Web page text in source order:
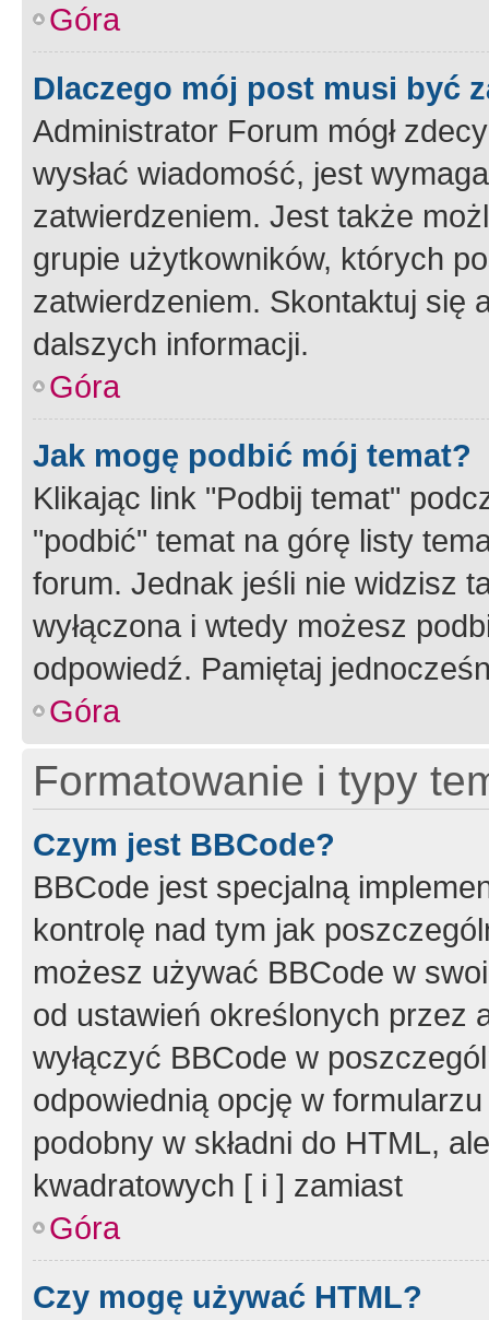
Góra
Dlaczego mój post musi być
Administrator Forum mógł
wysłać wiadomość, jest
zatwierdzeniem. Jest także
grupie użytkowników, których
zatwierdzeniem. Skontaktuj się
dalszych informacji.
Góra
Jak mogę podbić mój temat?
Klikając link "Podbij temat"
"podbić" temat na górę listy
forum. Jednak jeśli nie widzisz
wyłączona i wtedy możesz
odpowiedź. Pamiętaj
Góra
Formatowanie i typy
Czym jest BBCode?
BBCode jest specjalną
kontrolę nad tym jak
możesz używać BBCode w
od ustawień określonych przez
wyłączyć BBCode w
odpowiednią opcję w
podobny w składni do HTML,
kwadratowych [ i ] zamiast
Góra
Czy mogę używać HTML?